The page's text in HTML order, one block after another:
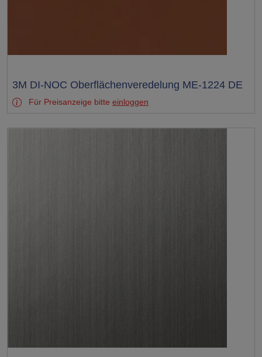
Test
3M DI-NOC Oberflächenveredelung ME-1224 DE
Für Preisanzeige bitte einloggen